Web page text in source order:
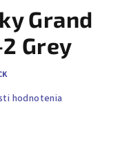
košík
Grand
Grey
hodnotenia